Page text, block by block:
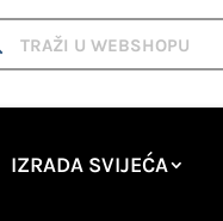
IZRADA SVIJEĆA